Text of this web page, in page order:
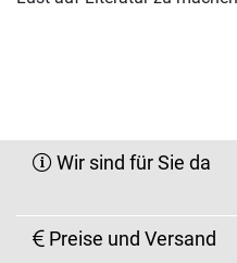
Wir sind für Sie da
Preise und Versand